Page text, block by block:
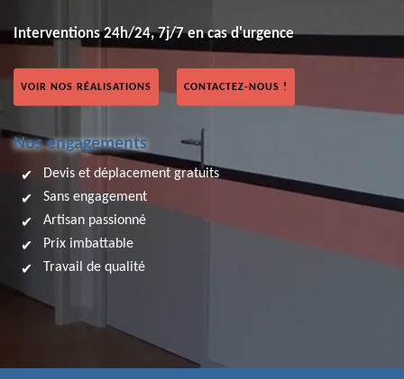
Interventions 24h/24, 7j/7 en cas d'urgence
VOIR NOS RÉALISATIONS CONTACTEZ-NOUS !
Nos engagements
Devis et déplacement gratuits
Sans engagement
Artisan passionné
Prix imbattable
Travail de qualité